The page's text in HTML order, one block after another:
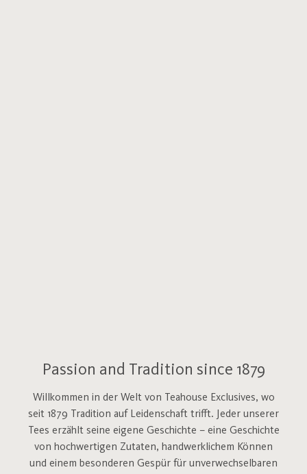
Passion and Tradition since 1879
Willkommen in der Welt von Teahouse Exclusives, wo
seit 1879 Tradition auf Leidenschaft trifft. Jeder unserer
Tees erzählt seine eigene Geschichte – eine Geschichte
von hochwertigen Zutaten, handwerklichem Können
und einem besonderen Gespür für unverwechselbaren